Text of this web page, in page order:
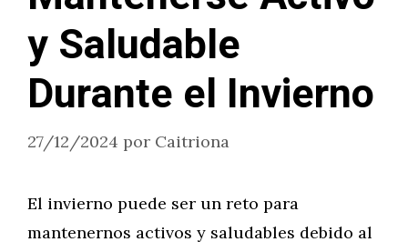
y Saludable
Durante el Invierno
27/12/2024 por Caitriona
El invierno puede ser un reto para
mantenernos activos y saludables debido al